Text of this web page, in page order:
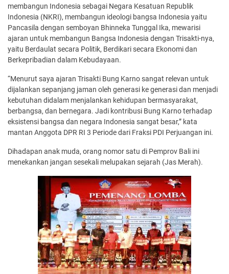
membangun Indonesia sebagai Negara Kesatuan Republik
Indonesia (NKRI), membangun ideologi bangsa Indonesia yaitu
Pancasila dengan semboyan Bhinneka Tunggal Ika, mewarisi
ajaran untuk membangun Bangsa Indonesia dengan Trisakti-nya,
yaitu Berdaulat secara Politik, Berdikari secara Ekonomi dan
Berkepribadian dalam Kebudayaan.
“Menurut saya ajaran Trisakti Bung Karno sangat relevan untuk
dijalankan sepanjang jaman oleh generasi ke generasi dan menjadi
kebutuhan didalam menjalankan kehidupan bermasyarakat,
berbangsa, dan bernegara. Jadi kontribusi Bung Karno terhadap
eksistensi bangsa dan negara Indonesia sangat besar,” kata
mantan Anggota DPR RI 3 Periode dari Fraksi PDI Perjuangan ini.
Dihadapan anak muda, orang nomor satu di Pemprov Bali ini
menekankan jangan sesekali melupakan sejarah (Jas Merah).